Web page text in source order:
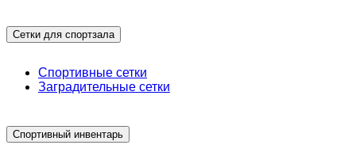
Сетки для спортзала
Спортивные сетки
Заградительные сетки
Спортивный инвентарь